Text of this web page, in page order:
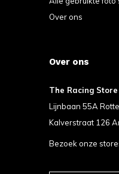
Over ons
Over ons
The Racing Store
Lijnbaan 55A
Kalverstraat 126
Bezoek onze